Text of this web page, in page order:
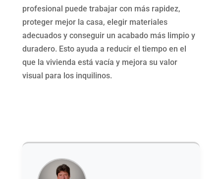
profesional puede trabajar con más rapidez,
proteger mejor la casa, elegir materiales
adecuados y conseguir un acabado más limpio y
duradero. Esto ayuda a reducir el tiempo en el
que la vivienda está vacía y mejora su valor
visual para los inquilinos.